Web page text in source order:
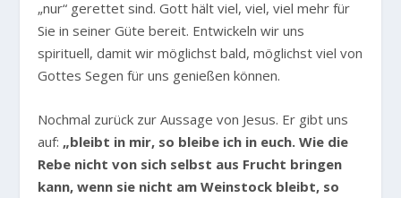
„nur“ gerettet sind. Gott hält viel, viel, viel mehr für
Sie in seiner Güte bereit. Entwickeln wir uns
spirituell, damit wir möglichst bald, möglichst viel von
Gottes Segen für uns genießen können.
Nochmal zurück zur Aussage von Jesus. Er gibt uns
auf: „bleibt in mir, so bleibe ich in euch. Wie die
Rebe nicht von sich selbst aus Frucht bringen
kann, wenn sie nicht am Weinstock bleibt, so